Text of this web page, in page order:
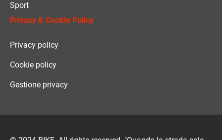
Sport
Privacy & Cookie Policy
Privacy policy
Cookie policy
Gestione privacy